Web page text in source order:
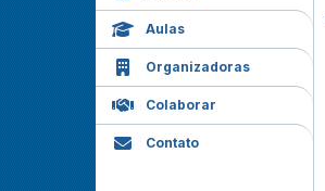
Aulas
Organizadoras
Colaborar
Contato